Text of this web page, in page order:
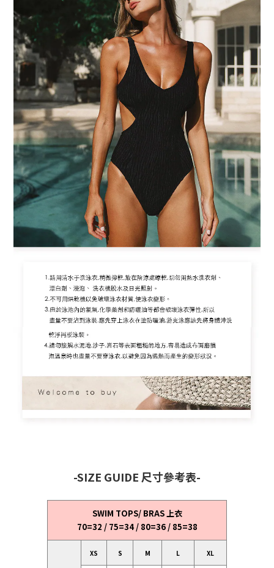
-SIZE GUIDE 尺寸參考表-
SWIM TOPS/ BRAS 上衣
70=32 / 75=34 / 80=36 / 85=38
XS S M L XL
立即購買